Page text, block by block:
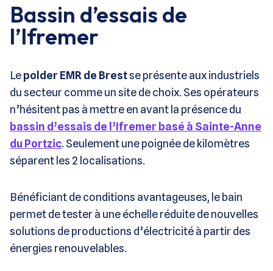
Bassin d’essais de
l’Ifremer
Lepolder EMR de Brestse présente aux industriels
du secteur comme un site de choix. Ses opérateurs
n’hésitent pas à mettre en avant la présence du
bassin d’essais de l’Ifremer basé à Sainte-Anne
du Portzic. Seulement une poignée de kilomètres
séparent les 2 localisations.
Bénéficiant de conditions avantageuses, le bain
permet de tester à une échelle réduite de nouvelles
solutions de productions d’électricité à partir des
énergies renouvelables.